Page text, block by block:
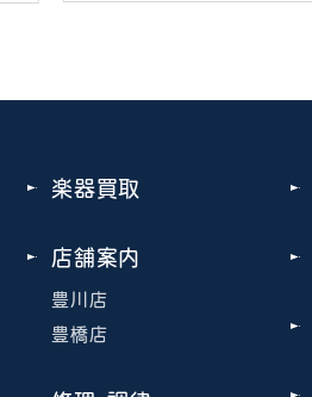
楽器買取
店舗案内
豊川店
豊橋店